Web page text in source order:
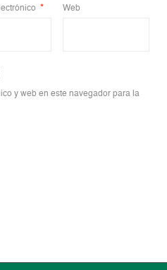
* Web
y web en este navegador para la